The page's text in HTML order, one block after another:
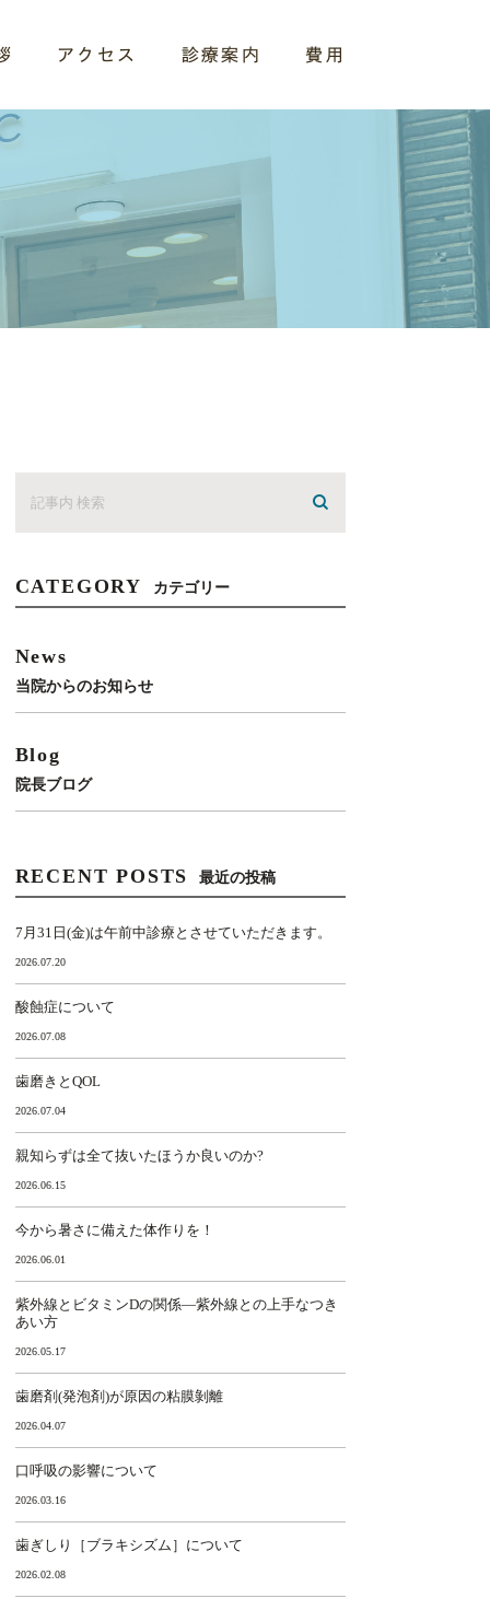
アクセス 診療案内 費用
CATEGORY カテゴリー
News
当院からのお知らせ
Blog
院長ブログ
RECENT POSTS 最近の投稿
7月31日(金)は午前中診療とさせていただきます。
2026.07.20
酸蝕症について
2026.07.08
歯磨きとQOL
2026.07.04
親知らずは全て抜いたほうか良いのか?
2026.06.15
今から暑さに備えた体作りを！
2026.06.01
紫外線とビタミンDの関係―紫外線との上手なつき
あい方
2026.05.17
歯磨剤(発泡剤)が原因の粘膜剝離
2026.04.07
口呼吸の影響について
2026.03.16
歯ぎしり［ブラキシズム］について
2026.02.08